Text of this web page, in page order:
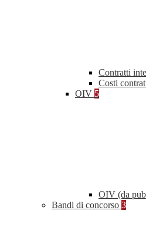
Contratti
Costi
OIV 5
OIV (da
Bandi di concorso 3